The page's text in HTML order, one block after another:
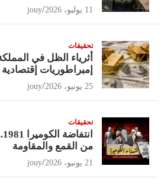
11 يوليو، 2026 jouy
تحقيقات
أثرياء الظل في
إمبراطوريات إقتصادية
25 يونيو، 2026 jouy
تحقيقات
من القمع والمقاومة
21 يونيو، 2026 jouy